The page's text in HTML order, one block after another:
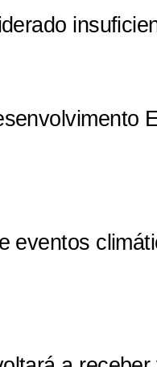
eventos